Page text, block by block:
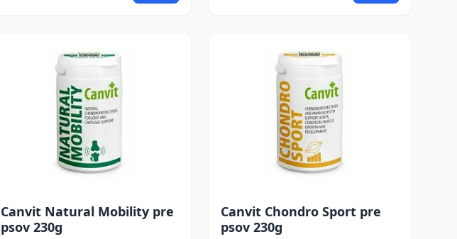
Canvit Natural Mobility pre
psov 230g
Canvit Chondro Sport pre
psov 230g